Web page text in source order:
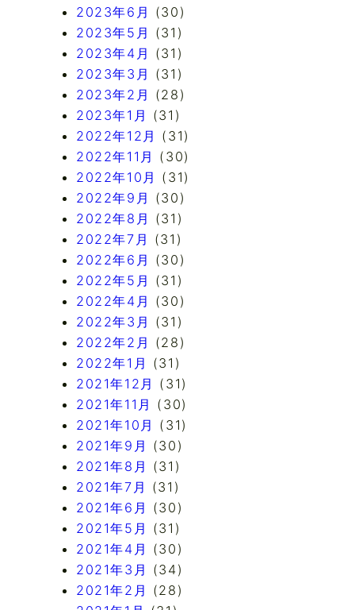
2023年6月 (30)
2023年5月 (31)
2023年4月 (31)
2023年3月 (31)
2023年2月 (28)
2023年1月 (31)
2022年12月 (31)
2022年11月 (30)
2022年10月 (31)
2022年9月 (30)
2022年8月 (31)
2022年7月 (31)
2022年6月 (30)
2022年5月 (31)
2022年4月 (30)
2022年3月 (31)
2022年2月 (28)
2022年1月 (31)
2021年12月 (31)
2021年11月 (30)
2021年10月 (31)
2021年9月 (30)
2021年8月 (31)
2021年7月 (31)
2021年6月 (30)
2021年5月 (31)
2021年4月 (30)
2021年3月 (34)
2021年2月 (28)